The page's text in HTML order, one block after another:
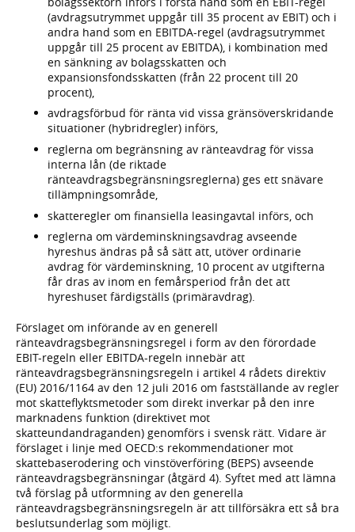
(avdragsutrymmet uppgår till 35 procent av EBIT) och i
andra hand som en EBITDA-regel (avdragsutrymmet
uppgår till 25 procent av EBITDA), i kombination med
en sänkning av bolagsskatten och
expansionsfondsskatten (från 22 procent till 20
procent),
avdragsförbud för ränta vid vissa gränsöverskridande
situationer (hybridregler) införs,
reglerna om begränsning av ränteavdrag för vissa
interna lån (de riktade
ränteavdragsbegränsningsreglerna) ges ett snävare
tillämpningsområde,
skatteregler om finansiella leasingavtal införs, och
reglerna om värdeminskningsavdrag avseende
hyreshus ändras på så sätt att, utöver ordinarie
avdrag för värdeminskning, 10 procent av utgifterna
får dras av inom en femårsperiod från det att
hyreshuset färdigställs (primäravdrag).
Förslaget om införande av en generell
ränteavdragsbegränsningsregel i form av den förordade
EBIT-regeln eller EBITDA-regeln innebär att
ränteavdragsbegränsningsregeln i artikel 4 rådets direktiv
(EU) 2016/1164 av den 12 juli 2016 om fastställande av regler
mot skatteflyktsmetoder som direkt inverkar på den inre
marknadens funktion (direktivet mot
skatteundandraganden) genomförs i svensk rätt. Vidare är
förslaget i linje med OECD:s rekommendationer mot
skattebaserodering och vinstöverföring (BEPS) avseende
ränteavdragsbegränsningar (åtgärd 4). Syftet med att lämna
två förslag på utformning av den generella
ränteavdragsbegränsningsregeln är att tillförsäkra ett så bra
beslutsunderlag som möjligt.